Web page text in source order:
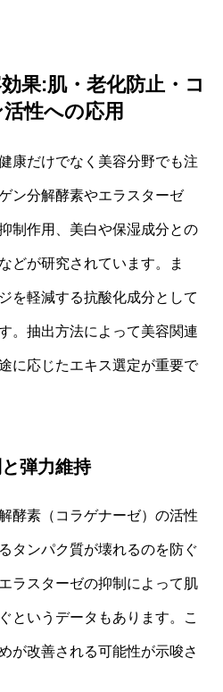
果:肌・老化防止・コ
性への応用
康だけでなく美容分野でも注
ン分解酵素やエラスターゼ
制作用、美白や保湿成分との
どが研究されています。ま
を軽減する抗酸化成分として
。抽出方法によって美容関連
に応じたエキス選定が重要で
弾力維持
酵素（コラゲナーゼ）の活性
タンパク質が壊れるのを防ぐ
ラスターゼの抑制によって肌
というデータもあります。こ
が改善される可能性が示唆さ